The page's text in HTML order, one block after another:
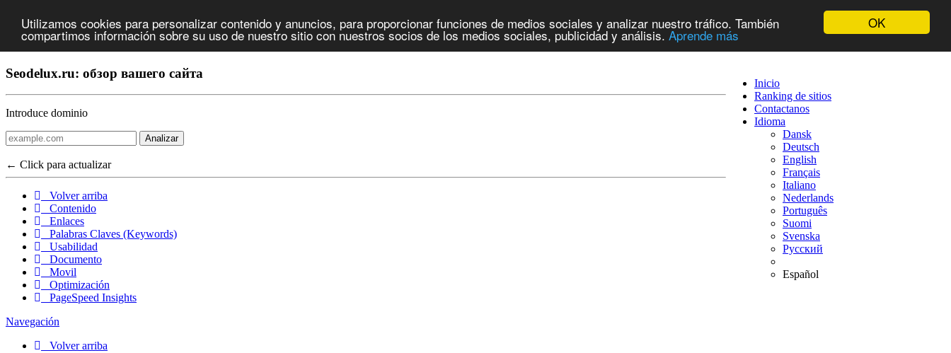
OK
Utilizamos cookies para personalizar contenido y anuncios, para proporcionar funciones de medios sociales y analizar nuestro tráfico. También
compartimos información sobre su uso de nuestro sitio con nuestros socios de los medios sociales, publicidad y análisis. Aprende más
Inicio
Ranking de sitios
Contactanos
Idioma
Dansk
Deutsch
English
Français
Italiano
Nederlands
Português
Suomi
Svenska
Русский
Español
Seodelux.ru: обзор вашего сайта
Introduce dominio
Analizar
← Click para actualizar
Volver arriba
Contenido
Enlaces
Palabras Claves (Keywords)
Usabilidad
Documento
Movil
Optimización
PageSpeed Insights
Navegación
Volver arriba